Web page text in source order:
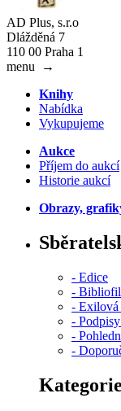
AD Plus, s.r.o
Dlážděná 7
110 00 Praha 1
menu
→
Knihy
Nabídka
Vykupujeme
Aukce
Příjem do aukcí
Historie aukcí
Obrazy,
- Edice
-
- Exilová
-
-
-